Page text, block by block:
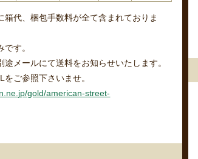
代、梱包手数料が全て含まれておりま
す。
メールにて送料をお知らせいたします。
ご参照下さいませ。
gold/american-street-